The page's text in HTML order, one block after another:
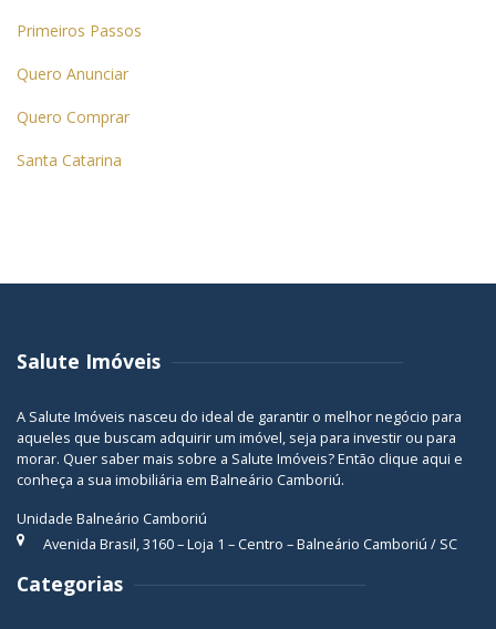
Primeiros Passos
Quero Anunciar
Quero Comprar
Santa Catarina
Salute Imóveis
A Salute Imóveis nasceu do ideal de garantir o melhor negócio para
aqueles que buscam adquirir um imóvel, seja para investir ou para
morar. Quer saber mais sobre a Salute Imóveis? Então clique aqui e
conheça a sua imobiliária em Balneário Camboriú.
Unidade Balneário Camboriú
Avenida Brasil, 3160 – Loja 1 – Centro – Balneário Camboriú / SC
Categorias